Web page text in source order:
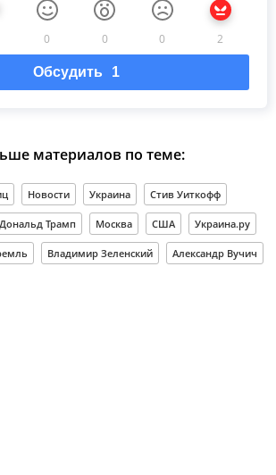
0 0 0 2
Обсудить 1
материалов по теме:
Новости Украина Стив Уиткофф
Дональд Трамп Москва США Украина.ру
Владимир Зеленский Александр Вучич